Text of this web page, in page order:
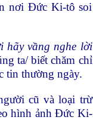
nơi Đức Ki-tô soi
hãy vầng nghe lời
ta/ biết chăm chỉ
tin thường ngày.
cũ và loại trừ
hình ảnh Đức Ki-